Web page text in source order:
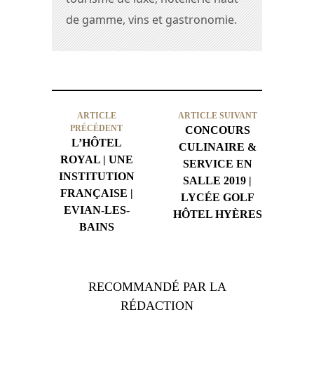
de gamme, vins et gastronomie.
ARTICLE
PRÉCÉDENT
L’HÔTEL
ROYAL | UNE
INSTITUTION
FRANÇAISE |
EVIAN-LES-
BAINS
ARTICLE SUIVANT
CONCOURS
CULINAIRE &
SERVICE EN
SALLE 2019 |
LYCÉE GOLF
HÔTEL HYÈRES
RECOMMANDÉ PAR LA
RÉDACTION